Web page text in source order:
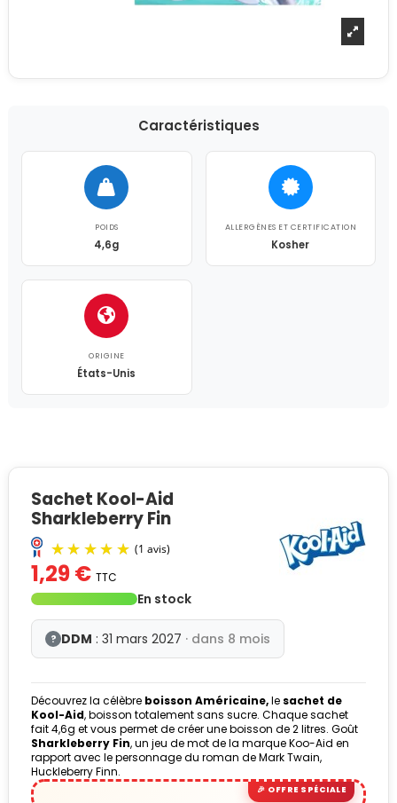
Caractéristiques
POIDS
4,6g
ALLERGÈNES ET CERTIFICATION
Kosher
ORIGINE
États-Unis
Sachet Kool-Aid
Sharkleberry Fin
(1 avis)
1,29 € TTC
En stock
? DDM : 31 mars 2027 · dans 8 mois
Découvrez la célèbre boisson Américaine,le sachet de
Kool-Aid, boisson totalement sans sucre. Chaque sachet
fait 4,6g et vous permet de créer une boisson de 2 litres. Goût
Sharkleberry Fin, un jeu de mot de la marque Koo-Aid en
rapport avec le personnage du roman de Mark Twain,
Huckleberry Finn.